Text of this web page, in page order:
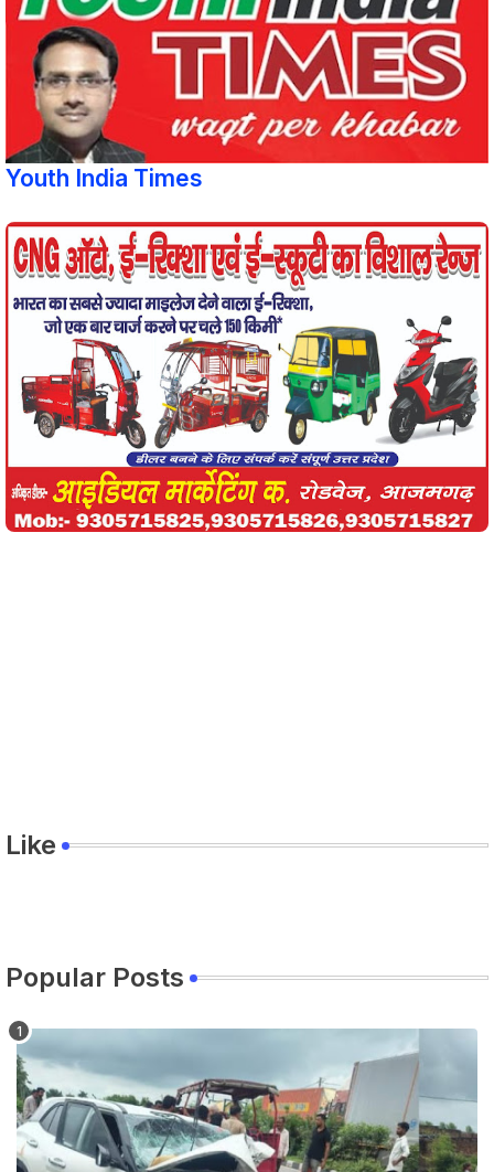
Youth India Times
Like
Popular Posts